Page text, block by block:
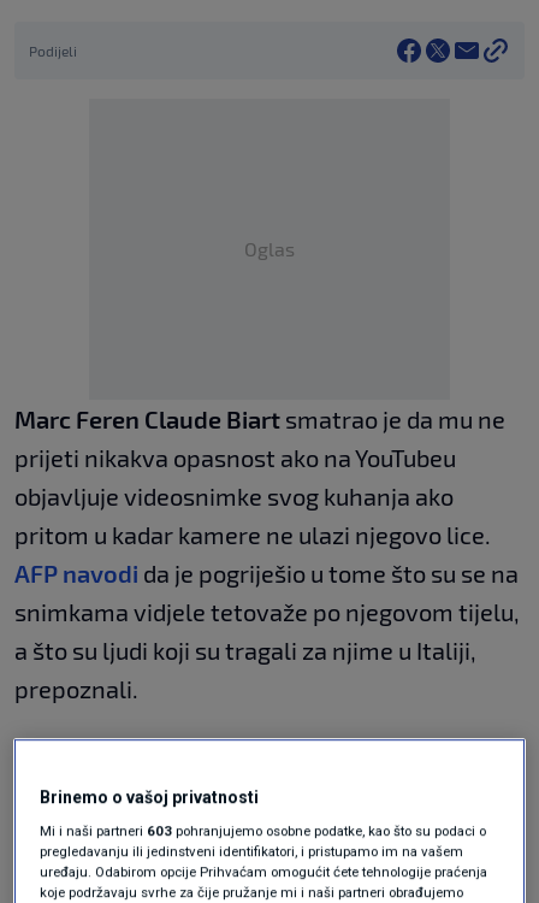
Podijeli
Oglas
Marc Feren Claude Biart smatrao je da mu ne
prijeti nikakva opasnost ako na YouTubeu
objavljuje videosnimke svog kuhanja ako
pritom u kadar kamere ne ulazi njegovo lice.
AFP navodi da je pogriješio u tome što su se na
snimkama vidjele tetovaže po njegovom tijelu,
a što su ljudi koji su tragali za njime u Italiji,
prepoznali.
u Dominikanskoj Republici gdje je mirno živio u
mjestu Boca Chica, među ostalim pripadnicima
male talijanske zajednice, priopćila je policija.
Brinemo o vašoj privatnosti
Mi i naši partneri 603 pohranjujemo osobne podatke, kao što su podaci o
pregledavanju ili jedinstveni identifikatori, i pristupamo im na vašem
uređaju. Odabirom opcije Prihvaćam omogućit ćete tehnologije praćenja
koje podržavaju svrhe za čije pružanje mi i naši partneri obrađujemo